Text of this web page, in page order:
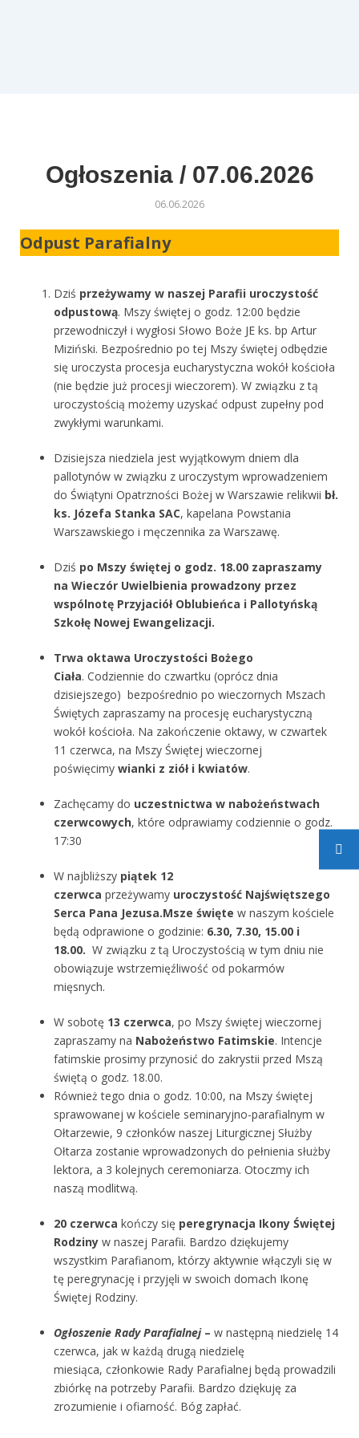
Ogłoszenia / 07.06.2026
06.06.2026
Odpust Parafialny
Dziś przeżywamy w naszej Parafii uroczystość
odpustową. Mszy świętej o godz. 12:00 będzie
przewodniczył i wygłosi Słowo Boże JE ks. bp Artur
Miziński. Bezpośrednio po tej Mszy świętej odbędzie
się uroczysta procesja eucharystyczna wokół kościoła
(nie będzie już procesji wieczorem). W związku z tą
uroczystością możemy uzyskać odpust zupełny pod
zwykłymi warunkami.
Dzisiejsza niedziela jest wyjątkowym dniem dla
pallotynów w związku z uroczystym wprowadzeniem
do Świątyni Opatrzności Bożej w Warszawie relikwii bł.
ks. Józefa Stanka SAC, kapelana Powstania
Warszawskiego i męczennika za Warszawę.
Dziś po Mszy świętej o godz. 18.00 zapraszamy
na Wieczór Uwielbienia prowadzony przez
wspólnotę Przyjaciół Oblubieńca i Pallotyńską
Szkołę Nowej Ewangelizacji.
Trwa oktawa Uroczystości Bożego
Ciała. Codziennie do czwartku (oprócz dnia
dzisiejszego) bezpośrednio po wieczornych Mszach
Świętych zapraszamy na procesję eucharystyczną
wokół kościoła. Na zakończenie oktawy, w czwartek
11 czerwca, na Mszy Świętej wieczornej
poświęcimy wianki z ziół i kwiatów.
Zachęcamy do uczestnictwa w nabożeństwach
czerwcowych, które odprawiamy codziennie o godz.
17:30
W najbliższy piątek 12
czerwca przeżywamy uroczystość Najświętszego
Serca Pana Jezusa.Msze święte w naszym kościele
będą odprawione o godzinie: 6.30, 7.30, 15.00 i
18.00. W związku z tą Uroczystością w tym dniu nie
obowiązuje wstrzemięźliwość od pokarmów
mięsnych.
W sobotę 13 czerwca, po Mszy świętej wieczornej
zapraszamy na Nabożeństwo Fatimskie. Intencje
fatimskie prosimy przynosić do zakrystii przed Mszą
świętą o godz. 18.00.
Również tego dnia o godz. 10:00, na Mszy świętej
sprawowanej w kościele seminaryjno-parafialnym w
Ołtarzewie, 9 członków naszej Liturgicznej Służby
Ołtarza zostanie wprowadzonych do pełnienia służby
lektora, a 3 kolejnych ceremoniarza. Otoczmy ich
naszą modlitwą.
20 czerwca kończy się peregrynacja Ikony Świętej
Rodziny w naszej Parafii. Bardzo dziękujemy
wszystkim Parafianom, którzy aktywnie włączyli się w
tę peregrynację i przyjęli w swoich domach Ikonę
Świętej Rodziny.
Ogłoszenie Rady Parafialnej– w następną niedzielę 14
czerwca, jak w każdą drugą niedzielę
miesiąca, członkowie Rady Parafialnej będą prowadzili
zbiórkę na potrzeby Parafii. Bardzo dziękuję za
zrozumienie i ofiarność. Bóg zapłać.